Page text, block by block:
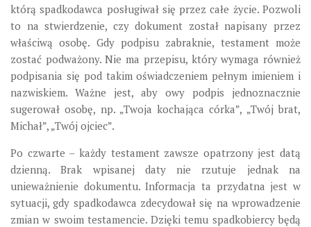
którą spadkodawca posługiwał się przez całe życie. Pozwoli
to na stwierdzenie, czy dokument został napisany przez
właściwą osobę. Gdy podpisu zabraknie, testament może
zostać podważony. Nie ma przepisu, który wymaga również
podpisania się pod takim oświadczeniem pełnym imieniem i
nazwiskiem. Ważne jest, aby owy podpis jednoznacznie
sugerował osobę, np. „Twoja kochająca córka”, „Twój brat,
Michał”, „Twój ojciec”.
Po czwarte – każdy testament zawsze opatrzony jest datą
dzienną. Brak wpisanej daty nie rzutuje jednak na
unieważnienie dokumentu. Informacja ta przydatna jest w
sytuacji, gdy spadkodawca zdecydował się na wprowadzenie
zmian w swoim testamencie. Dzięki temu spadkobiercy będą